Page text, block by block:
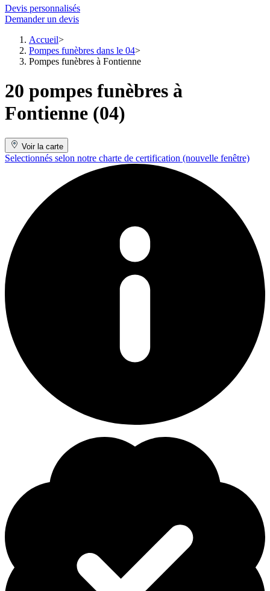
Devis personnalisés
Demander un devis
Accueil
Pompes funèbres dans le 04
Pompes funèbres à Fontienne
20 pompes funèbres à
Fontienne (04)
Voir la carte
Selectionnés selon notre charte de certification (nouvelle fenêtre)